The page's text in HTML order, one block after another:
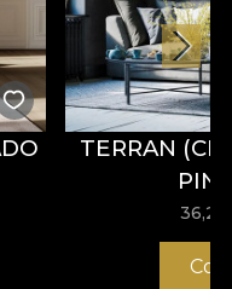
TERRAN
36,21